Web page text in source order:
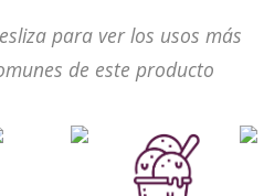
para ver los usos más
de este producto